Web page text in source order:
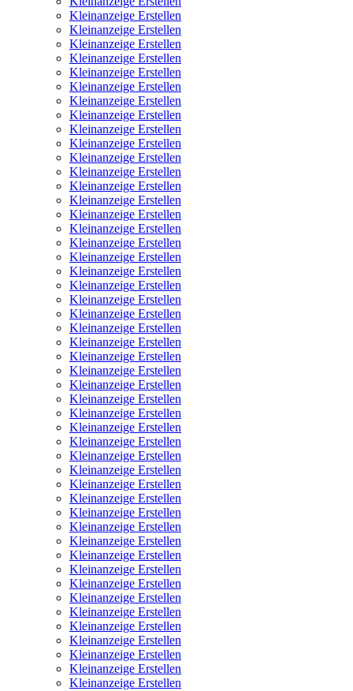
Kleinanzeige Erstellen
Kleinanzeige Erstellen
Kleinanzeige Erstellen
Kleinanzeige Erstellen
Kleinanzeige Erstellen
Kleinanzeige Erstellen
Kleinanzeige Erstellen
Kleinanzeige Erstellen
Kleinanzeige Erstellen
Kleinanzeige Erstellen
Kleinanzeige Erstellen
Kleinanzeige Erstellen
Kleinanzeige Erstellen
Kleinanzeige Erstellen
Kleinanzeige Erstellen
Kleinanzeige Erstellen
Kleinanzeige Erstellen
Kleinanzeige Erstellen
Kleinanzeige Erstellen
Kleinanzeige Erstellen
Kleinanzeige Erstellen
Kleinanzeige Erstellen
Kleinanzeige Erstellen
Kleinanzeige Erstellen
Kleinanzeige Erstellen
Kleinanzeige Erstellen
Kleinanzeige Erstellen
Kleinanzeige Erstellen
Kleinanzeige Erstellen
Kleinanzeige Erstellen
Kleinanzeige Erstellen
Kleinanzeige Erstellen
Kleinanzeige Erstellen
Kleinanzeige Erstellen
Kleinanzeige Erstellen
Kleinanzeige Erstellen
Kleinanzeige Erstellen
Kleinanzeige Erstellen
Kleinanzeige Erstellen
Kleinanzeige Erstellen
Kleinanzeige Erstellen
Kleinanzeige Erstellen
Kleinanzeige Erstellen
Kleinanzeige Erstellen
Kleinanzeige Erstellen
Kleinanzeige Erstellen
Kleinanzeige Erstellen
Kleinanzeige Erstellen